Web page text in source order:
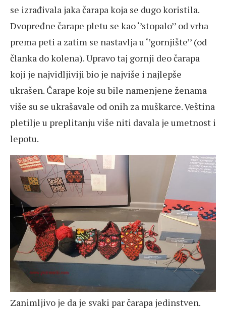
se izrađivala jaka čarapa koja se dugo koristila.
Dvopređne čarape pletu se kao ‘’stopalo’’ od vrha
prema peti a zatim se nastavlja u ‘’gornjište’’ (od
članka do kolena). Upravo taj gornji deo čarapa
koji je najvidljiviji bio je najviše i najlepše
ukrašen. Čarape koje su bile namenjene ženama
više su se ukrašavale od onih za muškarce. Veština
pletilje u preplitanju više niti davala je umetnost i
lepotu.
Zanimljivo je da je svaki par čarapa jedinstven.